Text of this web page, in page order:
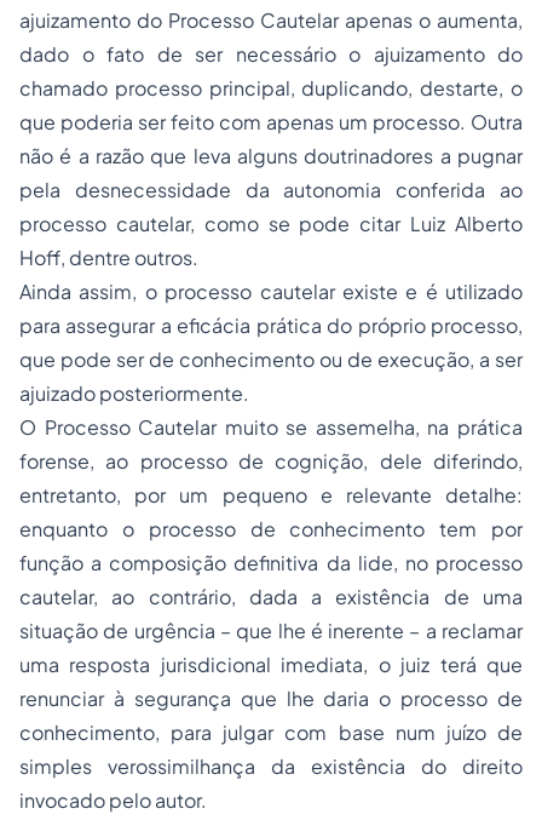
ajuizamento do Processo Cautelar apenas o aumenta,
dado o fato de ser necessário o ajuizamento do
chamado processo principal, duplicando, destarte, o
que poderia ser feito com apenas um processo. Outra
não é a razão que leva alguns doutrinadores a pugnar
pela desnecessidade da autonomia conferida ao
processo cautelar, como se pode citar Luiz Alberto
Hoff, dentre outros.
Ainda assim, o processo cautelar existe e é utilizado
para assegurar a eficácia prática do próprio processo,
que pode ser de conhecimento ou de execução, a ser
ajuizado posteriormente.
O Processo Cautelar muito se assemelha, na prática
forense, ao processo de cognição, dele diferindo,
entretanto, por um pequeno e relevante detalhe:
enquanto o processo de conhecimento tem por
função a composição definitiva da lide, no processo
cautelar, ao contrário, dada a existência de uma
situação de urgência – que lhe é inerente – a reclamar
uma resposta jurisdicional imediata, o juiz terá que
renunciar à segurança que lhe daria o processo de
conhecimento, para julgar com base num juízo de
simples verossimilhança da existência do direito
invocado pelo autor.